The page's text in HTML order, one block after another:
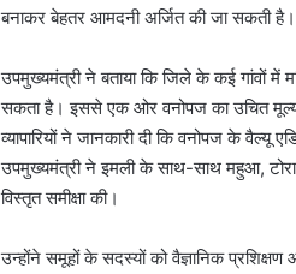
बनाकर बेहतर आमदनी अर्जित की जा सकती है।
उपमुख्यमंत्री ने बताया कि जिले के कई गांवों में
सकता है। इससे एक ओर वनोपज का उचित मूल्य
व्यापारियों ने जानकारी दी कि वनोपज के
उपमुख्यमंत्री ने इमली के साथ-साथ महुआ,
विस्तृत समीक्षा की।
उन्होंने समूहों के सदस्यों को वैज्ञानिक